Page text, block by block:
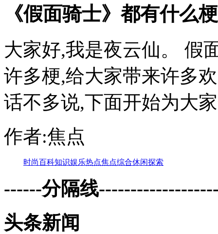
《假面骑士》都有什么
大家好,我是夜云仙。 假
许多梗,给大家带来许多
话不多说,下面开始为大
作者:焦点
时尚百科知识娱乐热点焦点综合休闲探索
------分隔线
头条新闻